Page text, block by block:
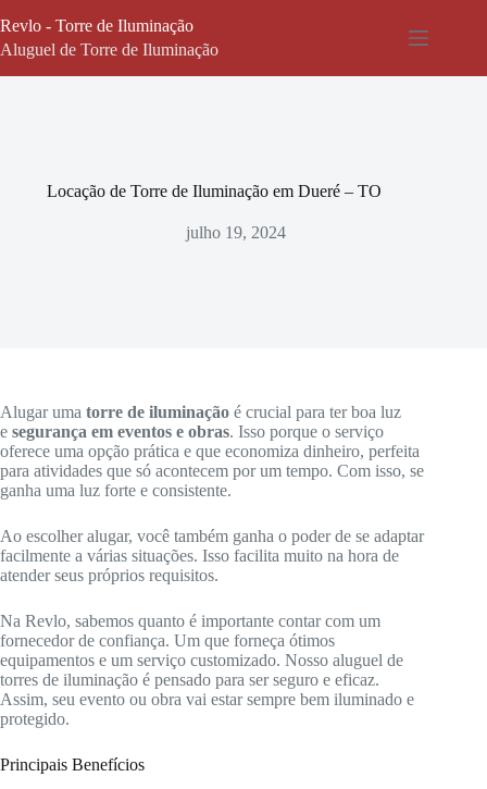
para
o
Revlo - Torre de Iluminação
Aluguel de Torre de Iluminação
Locação de Torre de Iluminação em Dueré – TO
julho 19, 2024
Alugar uma torre de iluminação é crucial para ter boa luz
e segurança em eventos e obras. Isso porque o serviço
oferece uma opção prática e que economiza dinheiro, perfeita
para atividades que só acontecem por um tempo. Com isso, se
ganha uma luz forte e consistente.
Ao escolher alugar, você também ganha o poder de se adaptar
facilmente a várias situações. Isso facilita muito na hora de
atender seus próprios requisitos.
Na Revlo, sabemos quanto é importante contar com um
fornecedor de confiança. Um que forneça ótimos
equipamentos e um serviço customizado. Nosso aluguel de
torres de iluminação é pensado para ser seguro e eficaz.
Assim, seu evento ou obra vai estar sempre bem iluminado e
protegido.
Principais Benefícios